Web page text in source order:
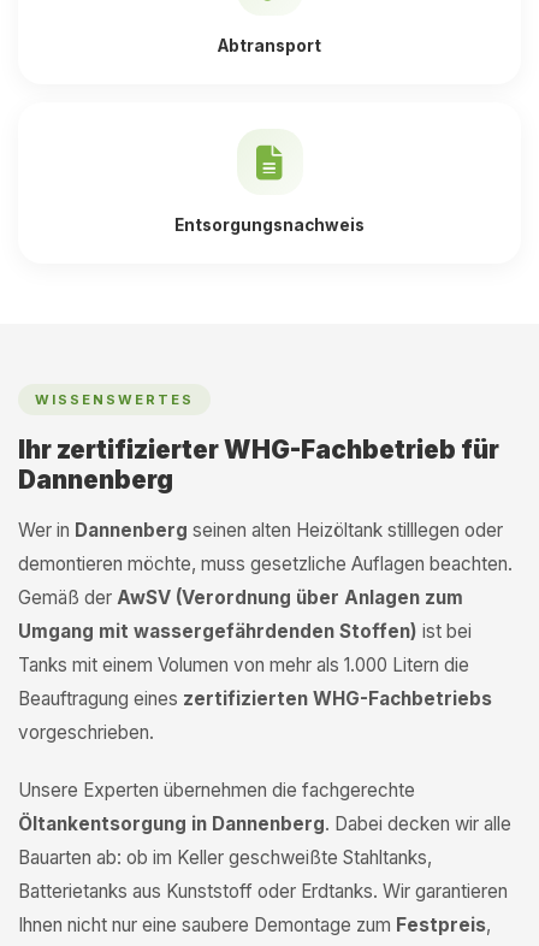
Abtransport
Entsorgungsnachweis
WISSENSWERTES
Ihr zertifizierter WHG-Fachbetrieb für
Dannenberg
Wer in Dannenberg seinen alten Heizöltank stilllegen oder
demontieren möchte, muss gesetzliche Auflagen beachten.
Gemäß der AwSV (Verordnung über Anlagen zum
Umgang mit wassergefährdenden Stoffen) ist bei
Tanks mit einem Volumen von mehr als 1.000 Litern die
Beauftragung eines zertifizierten WHG-Fachbetriebs
vorgeschrieben.
Unsere Experten übernehmen die fachgerechte
Öltankentsorgung in Dannenberg. Dabei decken wir alle
Bauarten ab: ob im Keller geschweißte Stahltanks,
Batterietanks aus Kunststoff oder Erdtanks. Wir garantieren
Ihnen nicht nur eine saubere Demontage zum Festpreis,